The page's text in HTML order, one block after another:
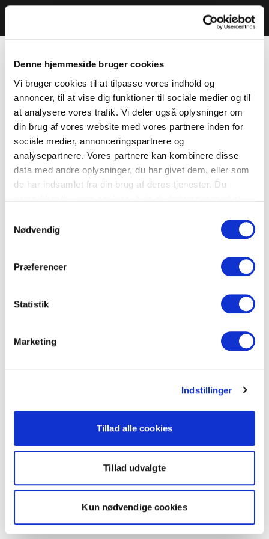
Denne hjemmeside bruger cookies
Vi bruger cookies til at tilpasse vores indhold og
annoncer, til at vise dig funktioner til sociale medier og til
at analysere vores trafik. Vi deler også oplysninger om
din brug af vores website med vores partnere inden for
sociale medier, annonceringspartnere og
analysepartnere. Vores partnere kan kombinere disse
data med andre oplysninger, du har givet dem, eller som
de har indsamlet fra din brug af deres tjenester. Du
Nødvendig
Præferencer
Statistik
Marketing
Indstillinger
Tillad alle cookies
Tillad udvalgte
Kun nødvendige cookies